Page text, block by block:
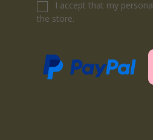
I accept that my
the store.